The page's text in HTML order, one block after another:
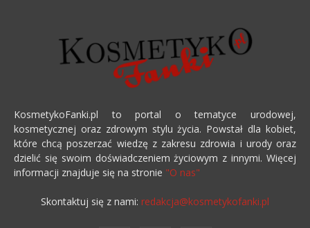
KosmetykoFanki.pl to portal o tematyce urodowej,
kosmetycznej oraz zdrowym stylu życia. Powstał dla kobiet,
które chcą poszerzać wiedzę z zakresu zdrowia i urody oraz
dzielić się swoim doświadczeniem życiowym z innymi. Więcej
informacji znajduje się na stronie "O nas"
Skontaktuj się z nami: redakcja@kosmetykofanki.pl